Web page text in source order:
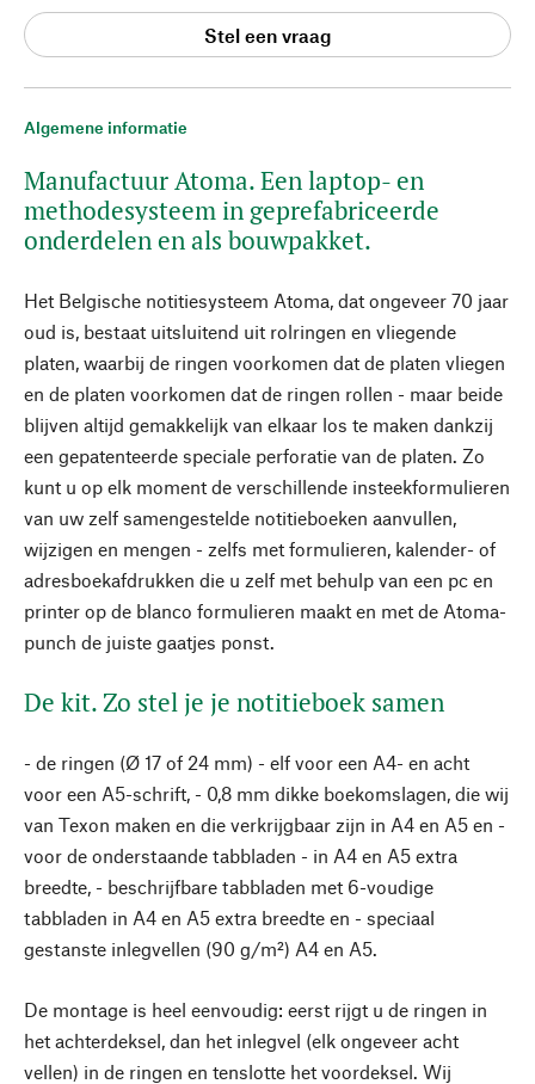
Algemene informatie
Manufactuur Atoma. Een laptop- en
methodesysteem in geprefabriceerde
onderdelen en als bouwpakket.
Het Belgische notitiesysteem Atoma, dat ongeveer 70 jaar
oud is, bestaat uitsluitend uit rolringen en vliegende
platen, waarbij de ringen voorkomen dat de platen vliegen
en de platen voorkomen dat de ringen rollen - maar beide
blijven altijd gemakkelijk van elkaar los te maken dankzij
een gepatenteerde speciale perforatie van de platen. Zo
kunt u op elk moment de verschillende insteekformulieren
van uw zelf samengestelde notitieboeken aanvullen,
wijzigen en mengen - zelfs met formulieren, kalender- of
adresboekafdrukken die u zelf met behulp van een pc en
printer op de blanco formulieren maakt en met de Atoma-
punch de juiste gaatjes ponst.
De kit. Zo stel je je notitieboek samen
- de ringen (Ø 17 of 24 mm) - elf voor een A4- en acht
voor een A5-schrift, - 0,8 mm dikke boekomslagen, die wij
van Texon maken en die verkrijgbaar zijn in A4 en A5 en -
voor de onderstaande tabbladen - in A4 en A5 extra
breedte, - beschrijfbare tabbladen met 6-voudige
tabbladen in A4 en A5 extra breedte en - speciaal
gestanste inlegvellen (90 g/m²) A4 en A5.
De montage is heel eenvoudig: eerst rijgt u de ringen in
het achterdeksel, dan het inlegvel (elk ongeveer acht
vellen) in de ringen en tenslotte het voordeksel. Wij
Stel een vraag